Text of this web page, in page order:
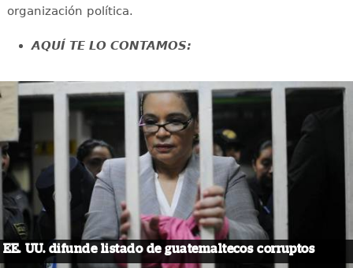
organización política.
AQUÍ TE LO CONTAMOS:
EE. UU. difunde listado de guatemaltecos corruptos